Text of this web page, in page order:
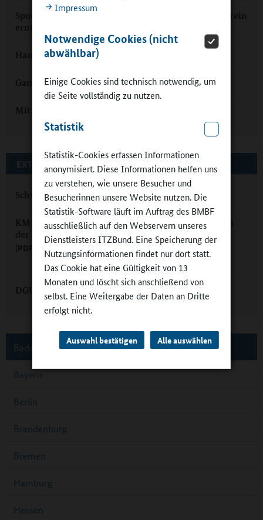
Impressum
Notwendige Cookies (nicht
abwählbar)
Einige Cookies sind technisch notwendig, um
die Seite vollständig zu nutzen.
Statistik
Statistik-Cookies erfassen Informationen
anonymisiert. Diese Informationen helfen uns
zu verstehen, wie unsere Besucher und
Besucherinnen unsere Website nutzen. Die
Statistik-Software läuft im Auftrag des BMBF
ausschließlich auf den Webservern unseres
Dienstleisters ITZBund. Eine Speicherung der
Nutzungsinformationen findet nur dort statt.
Das Cookie hat eine Gültigkeit von 13
Monaten und löscht sich anschließend von
selbst. Eine Weitergabe der Daten an Dritte
erfolgt nicht.
Auswahl bestätigen Alle auswählen
Sportbund Pfalz: In der Ganztagsschule säen – im Verein
ernten
Hamburg-Steilshoop: Optimisten im Ganztagskurs
Ganztags in Konz: „Nichts Besonderes“
Mit dem "Sportkarussell" in die Ganztagsschule
EXTERNE LINKS
Schwimmen in der Schule B-W
KMK: Empfehlungen für den Schwimmunterricht in
der Schule
[PDF, 202kB, nicht barrierefrei]
DGUV: Schwimmen in der Grundschule
Baden-Württemberg
Bayern
Berlin
Brandenburg
Bremen
Hamburg
Hessen